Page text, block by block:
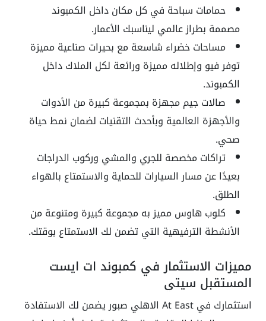
حمامات سباحة في كل مكان داخل الكمبوند
مصممة بطراز عالمي ليناسبك الأعمار.
مساحات خضراء شاسعة مع بحيرات صناعية مميزة
توفر فيو وإطلاله مميزة ورائعة لكل الملاك داخل
الكمبوند.
صالات جيم مجهزة بمجموعة كبيرة من الأدوات
والأجهزة العالمية وبأحدث التقنيات لضمان نمط حياة
صحي.
تراكات مخصصة للجري والمشي وركوب الدراجات
بعيدًا عن مسار السيارات للحماية والاستمتاع بالهواء
الطلق.
كلوب هاوس مميز به مجموعة كبيرة ومتنوعة من
الأنشطة الترفيهية التي تضمن لك الاستمتاع بوقتك.
مميزات الاستثمار في كمبوند ات ايست
المستقبل سيتي
استثمارك في At East الاهلي صبور يضمن لك الاستفادة